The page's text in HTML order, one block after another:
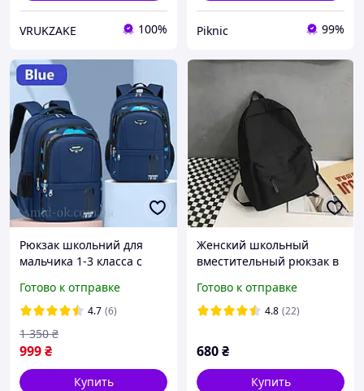
VRUKZAKE 100% Piknic 99%
Рюкзак школьний для
мальчика 1-3 класса с
ортопедической спинкой,
яркими вставками. 39 см
синий
Готово к отправке
4.7 (6)
999₴
1 350 ₴
Купить
Женский школьный
вместительный рюкзак в
Готово к отправке
4.8 (22)
680₴
Купить